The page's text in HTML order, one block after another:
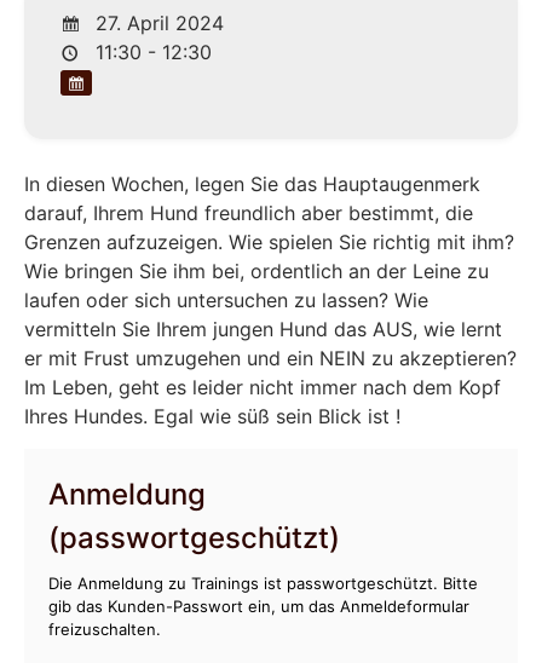
27. April 2024
11:30 - 12:30
In diesen Wochen, legen Sie das Hauptaugenmerk
darauf, Ihrem Hund freundlich aber bestimmt, die
Grenzen aufzuzeigen. Wie spielen Sie richtig mit ihm?
Wie bringen Sie ihm bei, ordentlich an der Leine zu
laufen oder sich untersuchen zu lassen? Wie
vermitteln Sie Ihrem jungen Hund das AUS, wie lernt
er mit Frust umzugehen und ein NEIN zu akzeptieren?
Im Leben, geht es leider nicht immer nach dem Kopf
Ihres Hundes. Egal wie süß sein Blick ist !
Anmeldung
(passwortgeschützt)
Die Anmeldung zu Trainings ist passwortgeschützt. Bitte
gib das Kunden-Passwort ein, um das Anmeldeformular
freizuschalten.